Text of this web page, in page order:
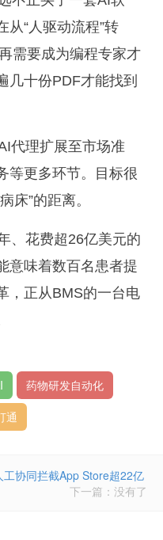
从“人驱动流程”转
需要成为编程专家才
几十份PDF才能找到
代理扩展至市场准
等更多环节。目标很
床”的距离。
、花费超26亿美元的
意味着数百名患者提
，正从BMS的一台电
药物研发自动化
通
协同拦截App Store超22亿
下一篇：没有了